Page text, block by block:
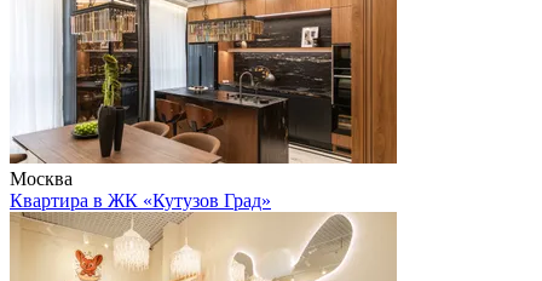
Москва
Квартира в ЖК «Кутузов Град»